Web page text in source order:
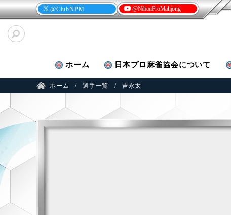
@ClubNPM @NihonProMahjong
ホーム 日本プロ麻雀協会について
ホーム 選手一覧 吉永太